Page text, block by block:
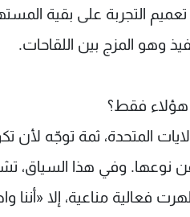
التجربة على بقية
وهو المزج بين اللقاحات.
هؤلاء فقط؟
المتحدة، ثمة توجّه لأن
وفي هذا السياق،
فعالية مناعية، إلا